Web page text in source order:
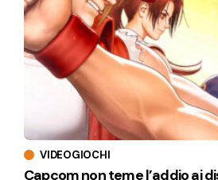
VIDEOGIOCHI
Capcom non teme l’addio ai